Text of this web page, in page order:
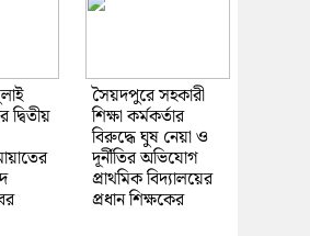
দ্বিতীয়
সৈয়দপুরে সহকারী
শিক্ষা কর্মকর্তার
বিরুদ্ধে ঘুষ নেয়া ও
দূর্নীতির অভিযোগ
প্রাথমিক বিদ্যালয়ের
প্রধান শিক্ষকের